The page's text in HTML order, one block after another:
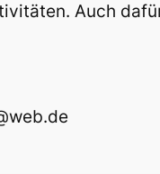
Auch